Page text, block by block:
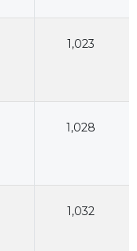
1,023
1,028
1,032